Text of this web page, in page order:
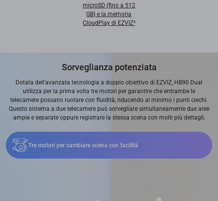
microSD (fino a 512
GB) e la memoria
CloudPlay di EZVIZ³
Sorveglianza potenziata
Dotata dell’avanzata tecnologia a doppio obiettivo di EZVIZ, HB90 Dual
utilizza per la prima volta tre motori per garantire che entrambe le
telecamere possano ruotare con fluidità, riducendo al minimo i punti ciechi.
Questo sistema a due telecamere può sorvegliare simultaneamente due aree
ampie e separate oppure registrare la stessa scena con molti più dettagli.
Tre motori per cambiare scena con facilità